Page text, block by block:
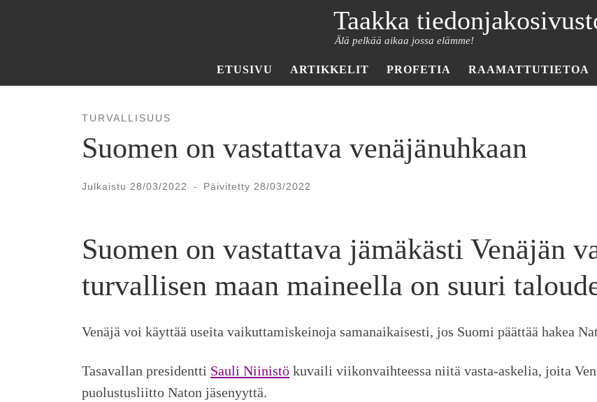
Taakka
Älä pelkää aikaa jossa elämme!
ETUSIVU ARTIKKELIT PROFETIA RAAMATTUTIETOA
TURVALLISUUS
Suomen on vastattava venäjänuhkaan
Julkaistu 28/03/2022 - Päivitetty 28/03/2022
Suomen on vastattava jämäkästi Venäjän
turvallisen maan maineella on suuri
Venäjä voi käyttää useita vaikuttamiskeinoja samanaikaisesti, jos Suomi päättää hakea
Tasavallan presidentti Sauli Niinistö kuvaili viikonvaihteessa niitä vasta-askelia, joita
puolustusliitto Naton jäsenyyttä.